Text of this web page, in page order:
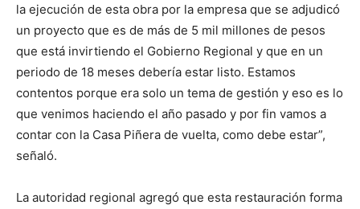
la ejecución de esta obra por la empresa que se adjudicó
un proyecto que es de más de 5 mil millones de pesos
que está invirtiendo el Gobierno Regional y que en un
periodo de 18 meses debería estar listo. Estamos
contentos porque era solo un tema de gestión y eso es lo
que venimos haciendo el año pasado y por fin vamos a
contar con la Casa Piñera de vuelta, como debe estar”,
señaló.
La autoridad regional agregó que esta restauración forma